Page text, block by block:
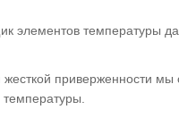
элементов температуры
приверженности мы